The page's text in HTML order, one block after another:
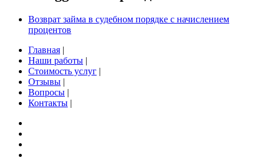
Возврат займа в судебном порядке c начислением
процентов
Главная |
Наши работы |
Стоимость услуг |
Отзывы |
Вопросы |
Контакты |